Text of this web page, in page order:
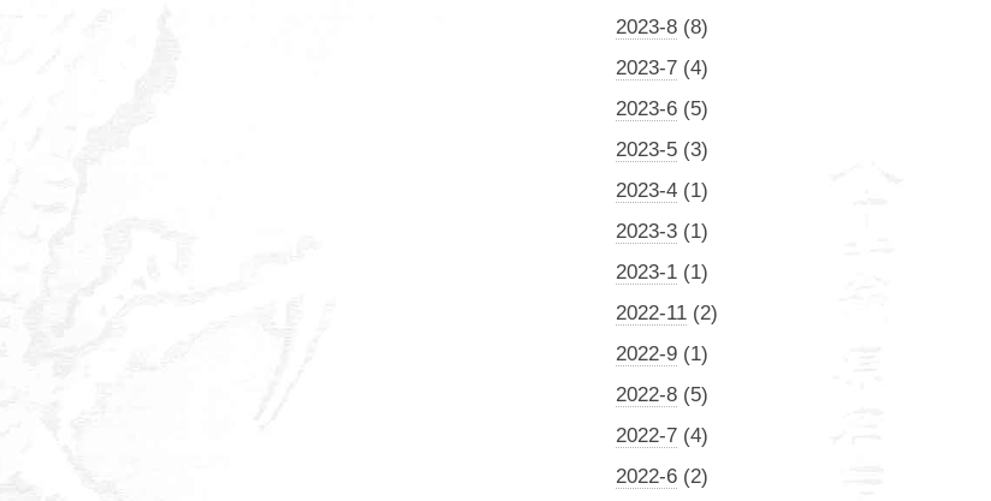
2023-8 (8)
2023-7 (4)
2023-6 (5)
2023-5 (3)
2023-4 (1)
2023-3 (1)
2023-1 (1)
2022-11 (2)
2022-9 (1)
2022-8 (5)
2022-7 (4)
2022-6 (2)